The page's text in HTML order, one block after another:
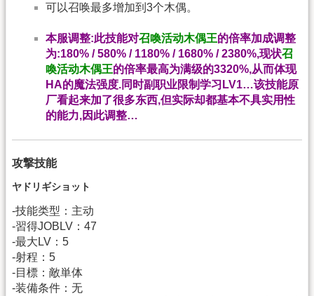
可以召唤最多增加到3个木偶。
本服调整:此技能对召喚活动木偶王的倍率加成调整
为:180% / 580% / 1180% / 1680% / 2380%,现状召
喚活动木偶王的倍率最高为满级的3320%,从而体现
HA的魔法强度.同时副职业限制学习LV1…该技能原
厂看起来加了很多东西,但实际却都基本不具实用性
的能力,因此调整…
攻撃技能
ヤドリギショット
-技能类型：主动
-習得JOBLV：47
-最大LV：5
-射程：5
-目標：敵単体
-装備条件：无